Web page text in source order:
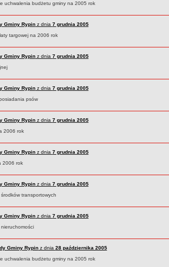
uchwalenia budżetu gminy na 2005 rok
Gminy Rypinz dnia 7 grudnia 2005
targowej na 2006 rok
Gminy Rypinz dnia 7 grudnia 2005
Gminy Rypinz dnia 7 grudnia 2005
psów
Gminy Rypinz dnia 7 grudnia 2005
2006 rok
Gminy Rypinz dnia 7 grudnia 2005
2006 rok
Gminy Rypinz dnia 7 grudnia 2005
transportowych
Gminy Rypinz dnia 7 grudnia 2005
Gminy Rypinz dnia 28 października 2005
uchwalenia budżetu gminy na 2005 rok